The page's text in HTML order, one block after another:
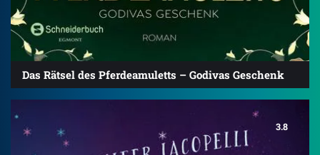
Das Rätsel des Pferdeamuletts – Godivas Geschenk
3.8